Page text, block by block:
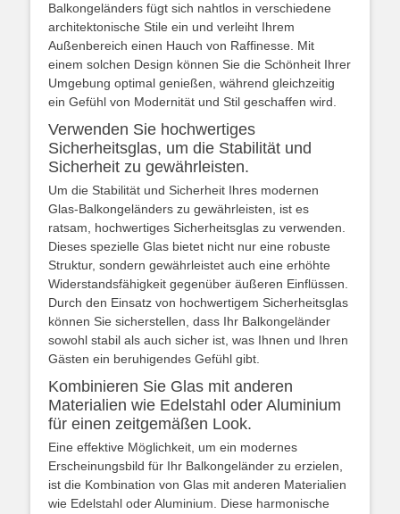
Balkongeländers fügt sich nahtlos in verschiedene
architektonische Stile ein und verleiht Ihrem
Außenbereich einen Hauch von Raffinesse. Mit
einem solchen Design können Sie die Schönheit Ihrer
Umgebung optimal genießen, während gleichzeitig
ein Gefühl von Modernität und Stil geschaffen wird.
Verwenden Sie hochwertiges
Sicherheitsglas, um die Stabilität und
Sicherheit zu gewährleisten.
Um die Stabilität und Sicherheit Ihres modernen
Glas-Balkongeländers zu gewährleisten, ist es
ratsam, hochwertiges Sicherheitsglas zu verwenden.
Dieses spezielle Glas bietet nicht nur eine robuste
Struktur, sondern gewährleistet auch eine erhöhte
Widerstandsfähigkeit gegenüber äußeren Einflüssen.
Durch den Einsatz von hochwertigem Sicherheitsglas
können Sie sicherstellen, dass Ihr Balkongeländer
sowohl stabil als auch sicher ist, was Ihnen und Ihren
Gästen ein beruhigendes Gefühl gibt.
Kombinieren Sie Glas mit anderen
Materialien wie Edelstahl oder Aluminium
für einen zeitgemäßen Look.
Eine effektive Möglichkeit, um ein modernes
Erscheinungsbild für Ihr Balkongeländer zu erzielen,
ist die Kombination von Glas mit anderen Materialien
wie Edelstahl oder Aluminium. Diese harmonische